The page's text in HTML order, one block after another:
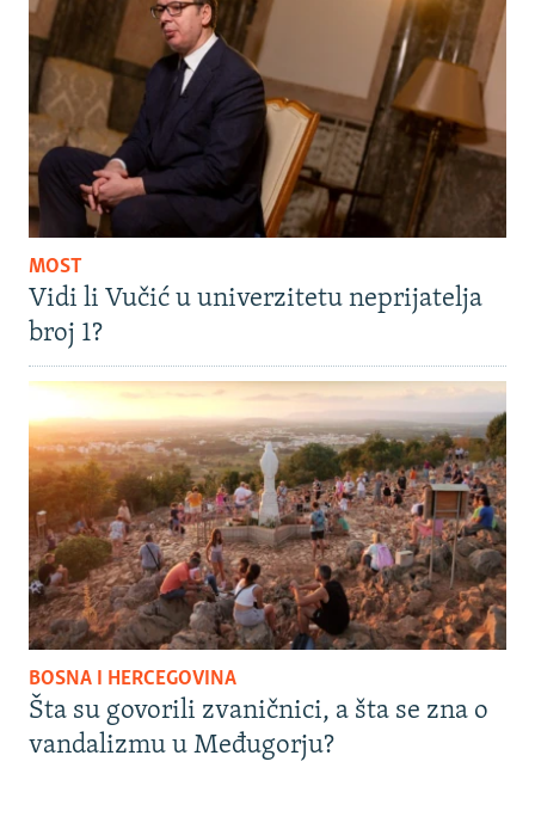
MOST
Vidi li Vučić u univerzitetu neprijatelja
broj 1?
BOSNA I HERCEGOVINA
Šta su govorili zvaničnici, a šta se zna o
vandalizmu u Međugorju?